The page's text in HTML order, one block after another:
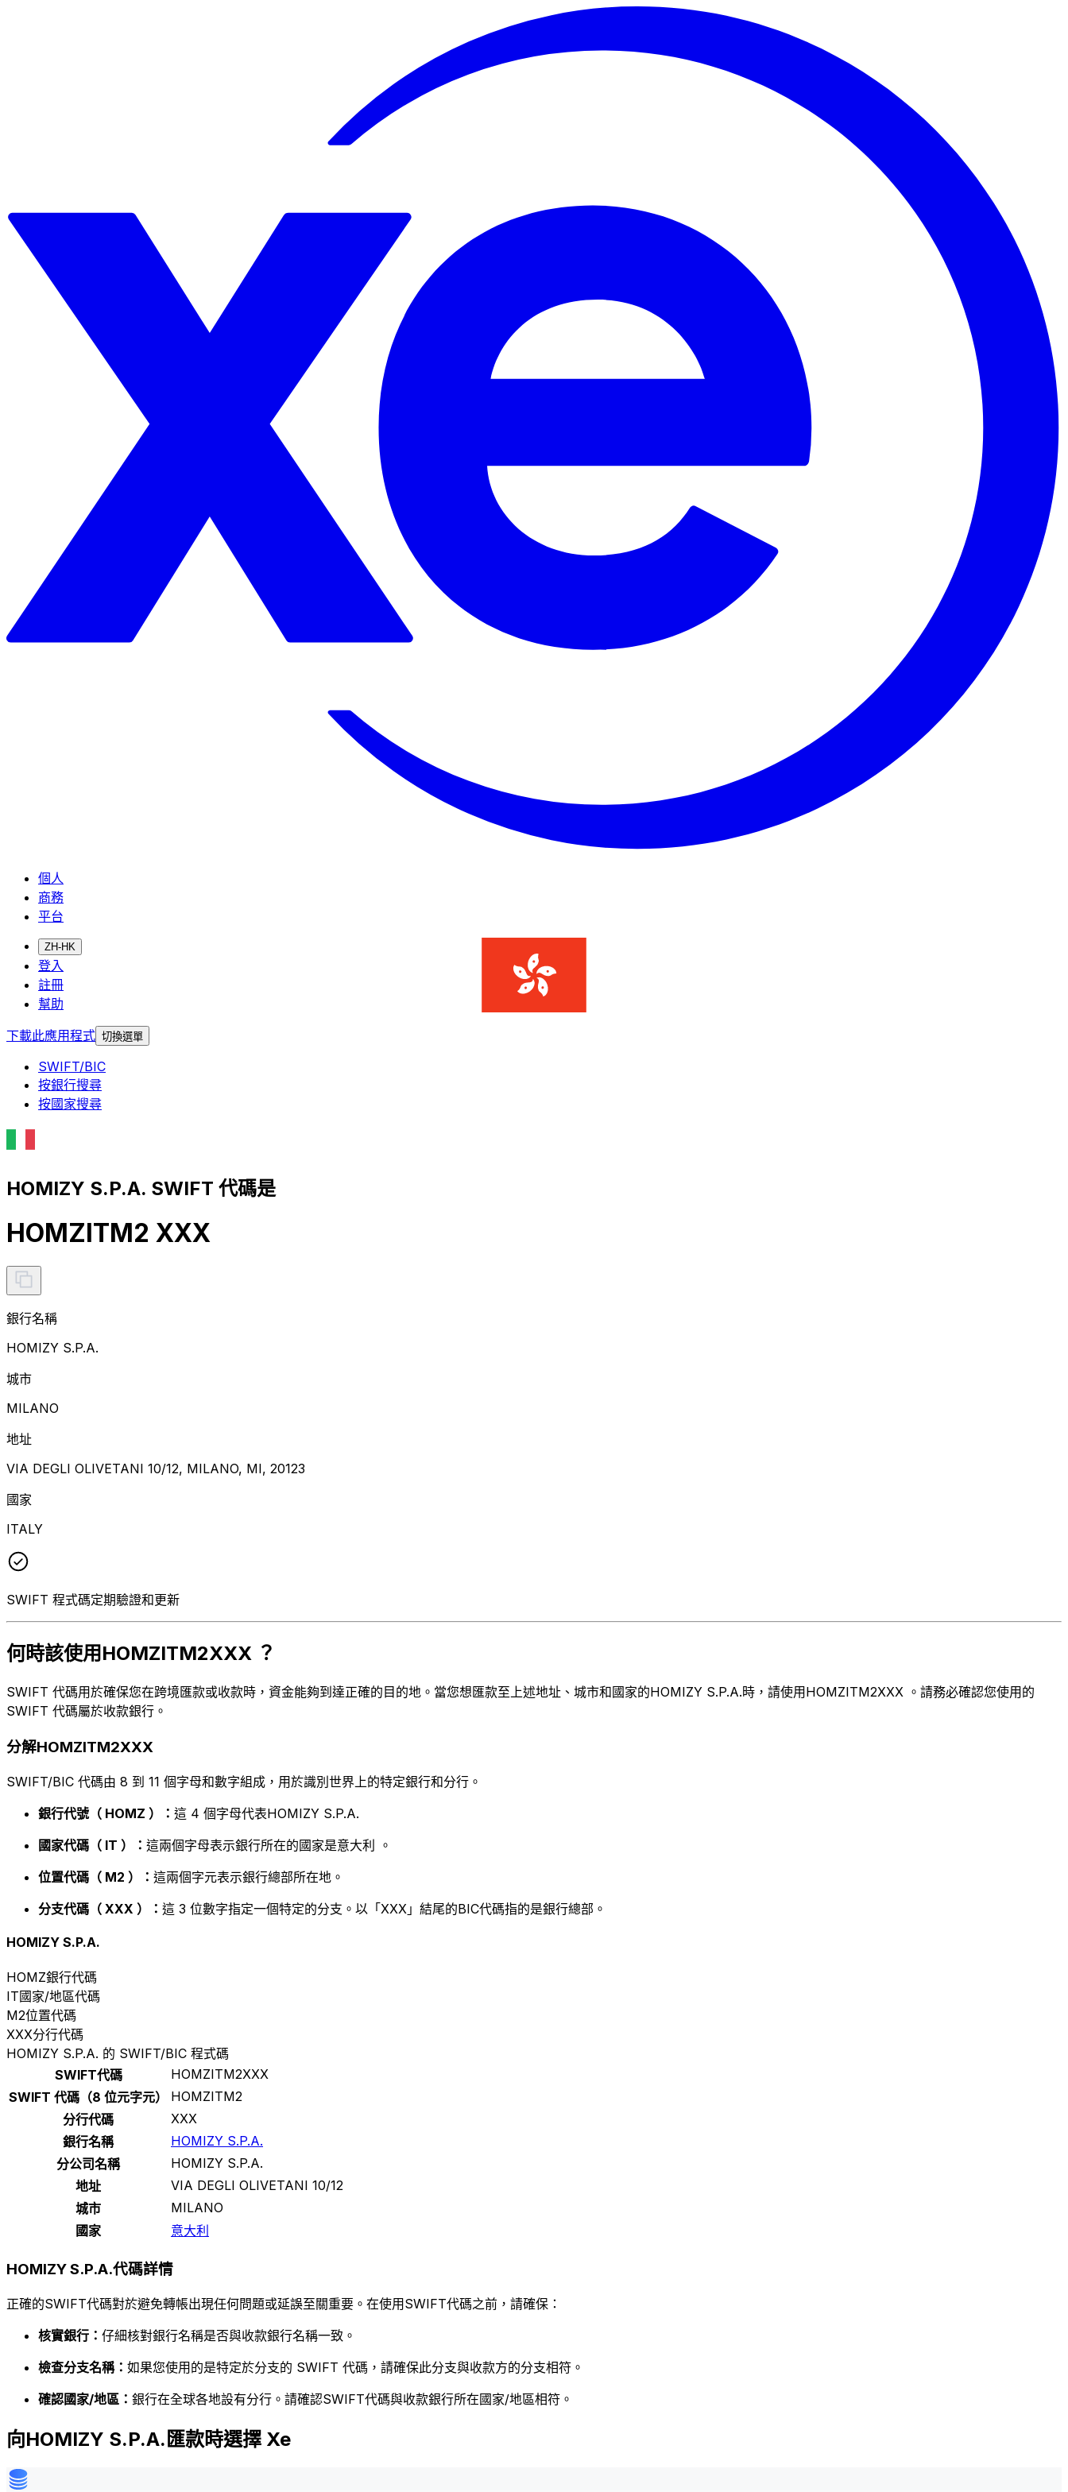
個人
商務
平台
ZH-HK
登入
註冊
幫助
下載此應用程式 切換選單
SWIFT/BIC
按銀行搜尋
按國家搜尋
HOMIZY S.P.A. SWIFT 代碼是
HOMZITM2 XXX
銀行名稱
HOMIZY S.P.A.
城市
MILANO
地址
VIA DEGLI OLIVETANI 10/12, MILANO, MI, 20123
國家
ITALY
SWIFT 程式碼定期驗證和更新
何時該使用HOMZITM2XXX ？
SWIFT 代碼用於確保您在跨境匯款或收款時，資金能夠到達正確的目的地。當您想匯款至上述地址、城市和國家的HOMIZY S.P.A.時，請使用HOMZITM2XXX 。請務必確認您使用的
SWIFT 代碼屬於收款銀行。
分解HOMZITM2XXX
SWIFT/BIC 代碼由 8 到 11 個字母和數字組成，用於識別世界上的特定銀行和分行。
銀行代號（ HOMZ ）： 這 4 個字母代表HOMIZY S.P.A.
國家代碼（ IT ）： 這兩個字母表示銀行所在的國家是意大利 。
位置代碼（ M2 ）： 這兩個字元表示銀行總部所在地。
分支代碼（ XXX ）： 這 3 位數字指定一個特定的分支。以「XXX」結尾的BIC代碼指的是銀行總部。
HOMIZY S.P.A.
HOMZ銀行代碼
IT國家/地區代碼
M2位置代碼
XXX分行代碼
HOMIZY S.P.A. 的 SWIFT/BIC 程式碼
SWIFT代碼
HOMZITM2XXX
SWIFT 代碼（8 位元字元）
HOMZITM2
分行代碼
XXX
銀行名稱
HOMIZY S.P.A.
分公司名稱
HOMIZY S.P.A.
地址
VIA DEGLI OLIVETANI 10/12
城市
MILANO
國家
意大利
HOMIZY S.P.A.代碼詳情
正確的SWIFT代碼對於避免轉帳出現任何問題或延誤至關重要。在使用SWIFT代碼之前，請確保：
核實銀行： 仔細核對銀行名稱是否與收款銀行名稱一致。
檢查分支名稱： 如果您使用的是特定於分支的 SWIFT 代碼，請確保此分支與收款方的分支相符。
確認國家/地區： 銀行在全球各地設有分行。請確認SWIFT代碼與收款銀行所在國家/地區相符。
向HOMIZY S.P.A.匯款時選擇 Xe